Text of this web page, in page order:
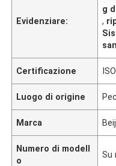
Evidenziare:
g
,
Certificazione
Luogo di origine
Marca
Numero di modell
o
Su